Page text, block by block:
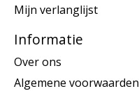
Mijn verlanglijst
Informatie
Over ons
Algemene voorwaarden